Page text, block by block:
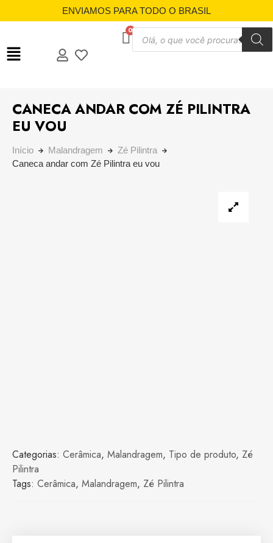
ENVIAMOS PARA TODO O BRASIL
CANECA ANDAR COM ZÉ PILINTRA
EU VOU
Início Malandragem
Zé Pilintra
Caneca andar com Zé Pilintra eu vou
Categorias: Cerâmica, Malandragem, Tipo de produto, Zé
Pilintra
Tags: Cerâmica, Malandragem, Zé Pilintra